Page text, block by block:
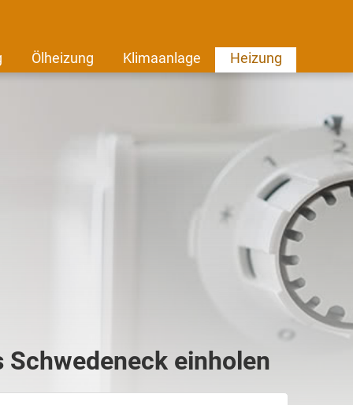
Ölheizung Klimaanlage Heizung
einholen